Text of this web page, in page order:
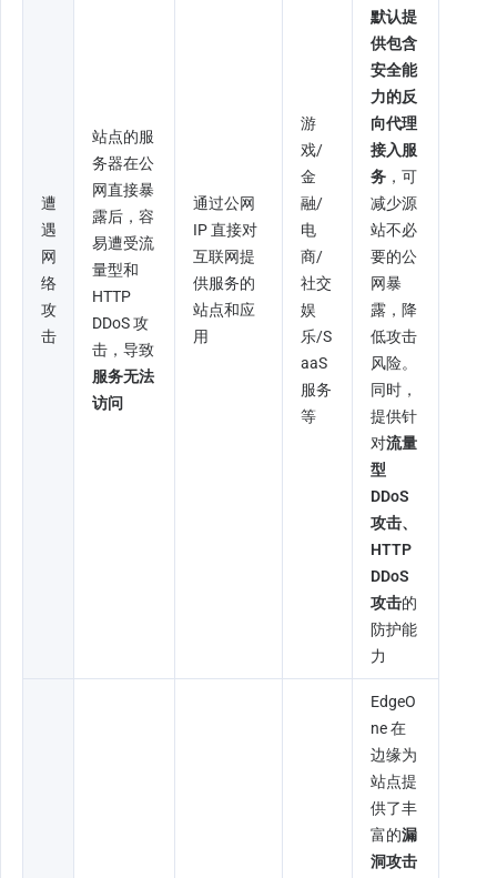
遭
遇
网
络
攻
击
站点的服
务器在公
网直接暴
露后，容
易遭受流
量型和
HTTP
DDoS 攻
击，导致
服务无法
访问
通过公网
IP 直接对
互联网提
供服务的
站点和应
用
游
戏/
金
融/
电
商/
社交
娱
乐/S
aaS
服务
等
默认提
供包含
安全能
力的反
向代理
接入服
务 ，可
减少源
站不必
要的公
网暴
露，降
低攻击
风险。
同时，
提供针
对流量
型
DDoS
攻击、
HTTP
DDoS
攻击的
防护能
力
EdgeO
ne 在
边缘为
站点提
供了丰
富的漏
洞攻击